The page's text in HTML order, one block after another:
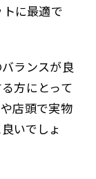
に最適で
ランスが良
方にとって
店頭で実物
いでしょ